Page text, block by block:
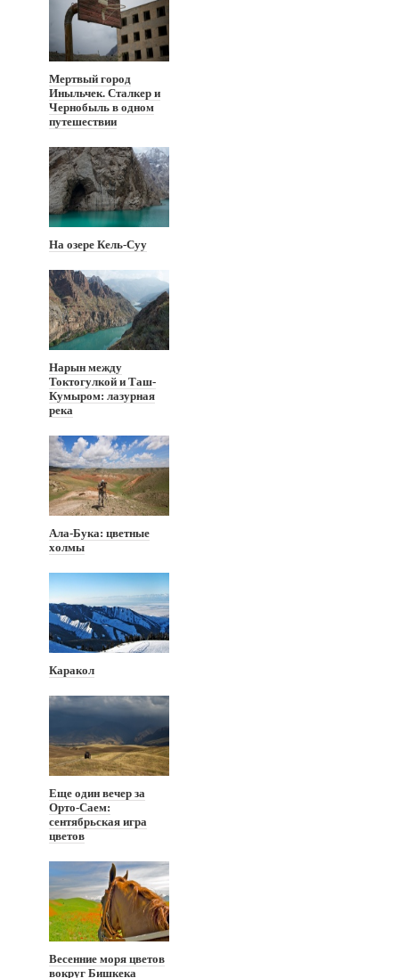
Мертвый город
Иныльчек. Сталкер и
Чернобыль в одном
путешествии
На озере Кель-Суу
Нарын между
Токтогулкой и Таш-
Кумыром: лазурная
река
Ала-Бука: цветные
холмы
Каракол
Еще один вечер за
Орто-Саем:
сентябрьская игра
цветов
Весенние моря цветов
вокруг Бишкека